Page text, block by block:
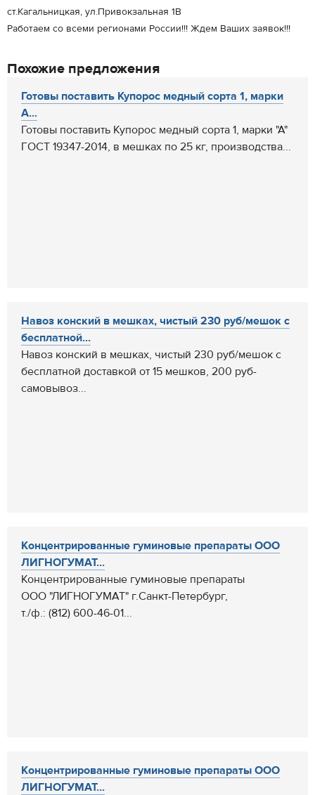
ст.Кагальницкая, ул.Привокзальная 1В
Работаем со всеми регионами России!!! Ждем Ваших заявок!!!
Похожие предложения
Готовы поставить Купорос медный сорта 1, марки
А...
Готовы поставить Купорос медный сорта 1, марки "А"
ГОСТ 19347-2014, в мешках по 25 кг, производства...
Навоз конский в мешках, чистый 230 руб/мешок с
бесплатной...
Навоз конский в мешках, чистый 230 руб/мешок с
бесплатной доставкой от 15 мешков, 200 руб-
самовывоз...
Концентрированные гуминовые препараты ООО
ЛИГНОГУМАТ...
Концентрированные гуминовые препараты
ООО "ЛИГНОГУМАТ" г.Санкт-Петербург,
т./ф.: (812) 600-46-01...
Концентрированные гуминовые препараты ООО
ЛИГНОГУМАТ...